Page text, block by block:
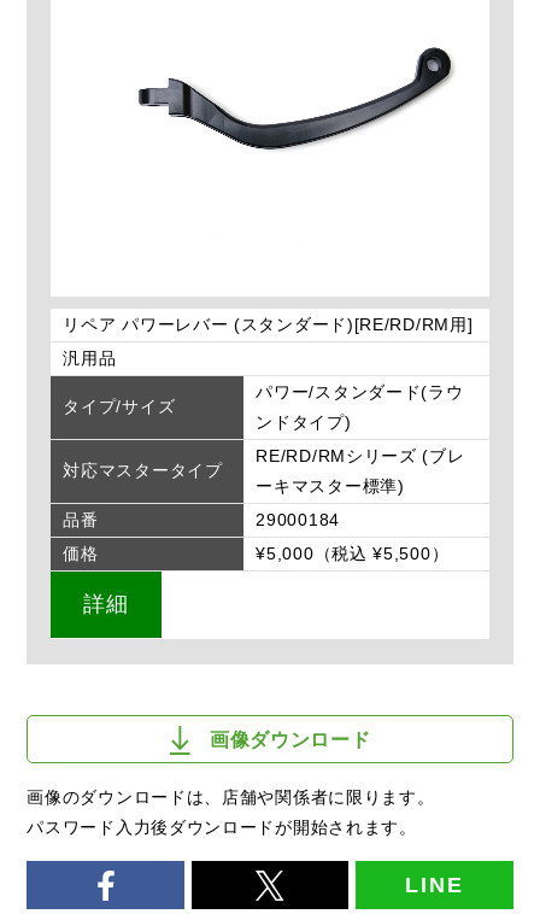
リペア パワーレバー (スタンダード)[RE/RD/RM用]
汎用品
タイプ/サイズ
パワー/スタンダード(ラウ
ンドタイプ)
対応マスタータイプ
RE/RD/RMシリーズ (ブレ
ーキマスター標準)
品番
29000184
価格
¥5,000（税込 ¥5,500）
詳細
画像ダウンロード
画像のダウンロードは、店舗や関係者に限ります。
パスワード入力後ダウンロードが開始されます。
LINE